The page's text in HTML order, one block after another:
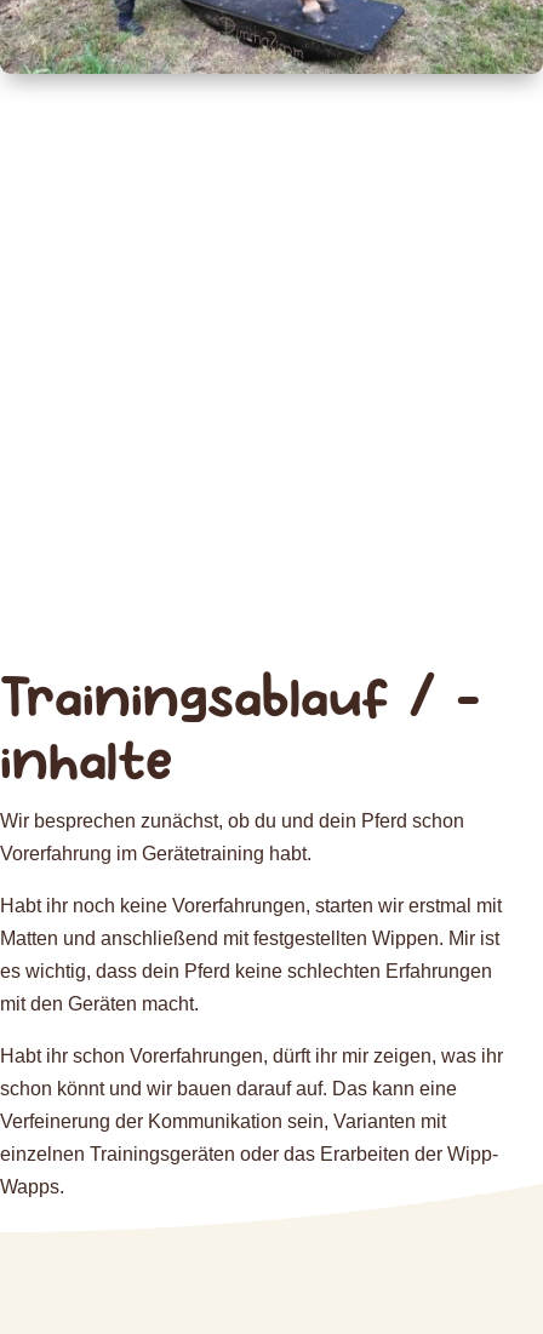
Trainingsablauf / -
inhalte
Wir besprechen zunächst, ob du und dein Pferd schon
Vorerfahrung im Gerätetraining habt.
Habt ihr noch keine Vorerfahrungen, starten wir erstmal mit
Matten und anschließend mit festgestellten Wippen. Mir ist
es wichtig, dass dein Pferd keine schlechten Erfahrungen
mit den Geräten macht.
Habt ihr schon Vorerfahrungen, dürft ihr mir zeigen, was ihr
schon könnt und wir bauen darauf auf. Das kann eine
Verfeinerung der Kommunikation sein, Varianten mit
einzelnen Trainingsgeräten oder das Erarbeiten der Wipp-
Wapps.